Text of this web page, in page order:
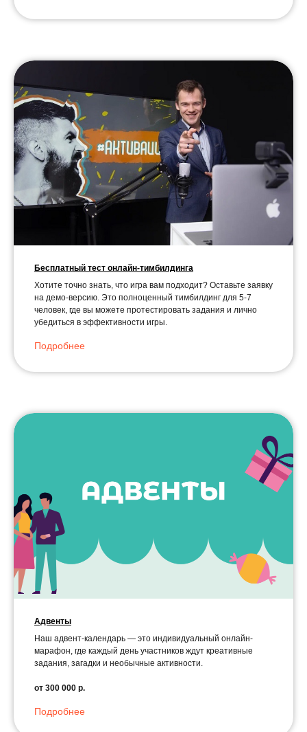
Бесплатный тест онлайн-тимбилдинга
Хотите точно знать, что игра вам подходит? Оставьте заявку
на демо-версию. Это полноценный тимбилдинг для 5-7
человек, где вы можете протестировать задания и лично
убедиться в эффективности игры.
Подробнее
Адвенты
Наш адвент-календарь — это индивидуальный онлайн-
марафон, где каждый день участников ждут креативные
задания, загадки и необычные активности.
от 300 000 р.
Подробнее